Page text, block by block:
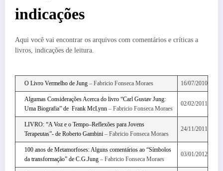
indicações
Aqui você vai encontrar os arquivos com comentários e críticas a
livros, indicações de leitura.
O Livro Vermelho de Jung – Fabricio Fonseca Moraes 16/07/2010
Algumas Considerações Acerca do livro “Carl Gustav Jung:
Uma Biografia” de Frank McLynn – Fabricio Fonseca Moraes
02/02/2011
LIVRO: “A Voz e o Tempo–Reflexões para Jovens
Terapeutas”- de Roberto Gambini – Fabricio Fonseca Moraes
24/11/2011
100 anos de Metamorfoses: Alguns comentários ao “Símbolos
da transformação” de C.G.Jung – Fabricio Fonseca Moraes
03/01/2012